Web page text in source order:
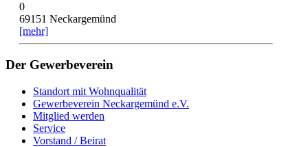
0
69151 Neckargemünd
[mehr]
Der Gewerbeverein
Standort mit Wohnqualität
Gewerbeverein Neckargemünd e.V.
Mitglied werden
Service
Vorstand / Beirat